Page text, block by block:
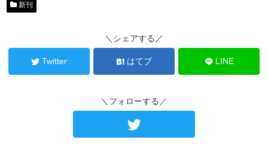
新刊
＼シェアする／
Twitter はてブ LINE
＼フォローする／